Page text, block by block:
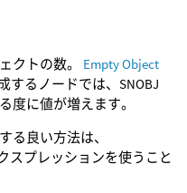
クトの数。 Empty Object
するノードでは、SNOBJ
度に値が増えます。
る良い方法は、
スプレッションを使うこと